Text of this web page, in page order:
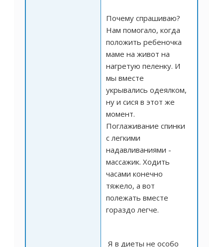
Почему спрашиваю?
Нам помогало, когда
положить ребеночка
маме на живот на
нагретую пеленку. И
мы вместе
укрывались одеялком,
ну и сися в этот же
момент.
Поглаживание спинки
с легкими
надавливаниями -
массажик. Ходить
часами конечно
тяжело, а вот
полежать вместе
гораздо легче.
Я в диеты не особо